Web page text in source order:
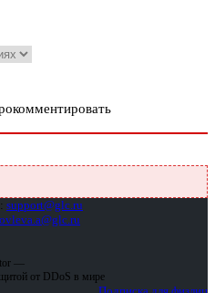
support@glc.ru
—
от DDoS в мире